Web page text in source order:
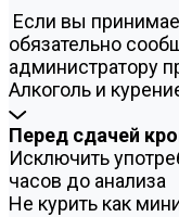
Если вы
обязательно
администратору
Алкоголь и
Перед сдачей
Исключить
часов до анализа
Не курить как